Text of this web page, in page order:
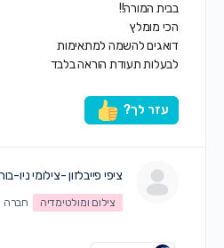
בבית המורה!!
הכי מומלץ
דואגים להשמה למתאימות
לבעלות תעודת הוראה בלבד
עזר לך?
ציפי פייבלזון -צילומי ניו-בורן
צילום ומולטימדיה חברה